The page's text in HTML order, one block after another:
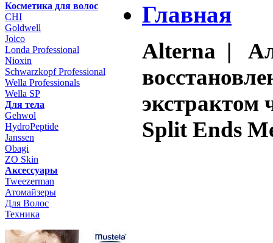
Косметика для волос
CHI
Goldwell
Joico
Londa Professional
Nioxin
Schwarzkopf Professional
Wella Professionals
Wella SP
Для тела
Gehwol
HydroPeptide
Janssen
Obagi
ZO Skin
Aксессуары
Tweezerman
Атомайзеры
Для Волос
Техника
Главная
Alterna |
экстрактом
Split Ends